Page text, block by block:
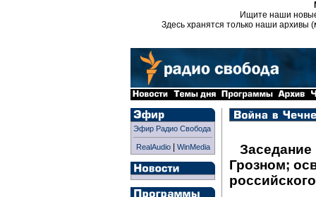
Ищите наши
Здесь хранятся только наши архивы
Эфир Радио Свобода
RealAudio| WinMedia
Заседание
Грозном;